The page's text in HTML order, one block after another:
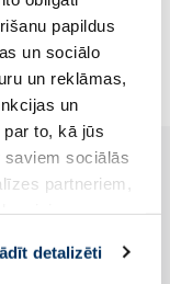
papildus
un sociālo
un reklāmas,
un
to, kā jūs
sociālās
partneriem,
detalizēti